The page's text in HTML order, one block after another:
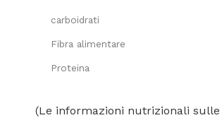
carboidrati
Fibra alimentare
Proteina
(Le informazioni nutrizionali